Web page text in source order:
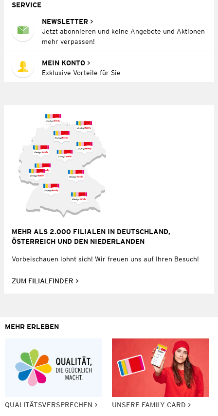
SERVICE
NEWSLETTER
Jetzt abonnieren und keine Angebote und Aktionen
mehr verpassen!
MEIN KONTO
Exklusive Vorteile für Sie
MEHR ALS 2.000 FILIALEN IN DEUTSCHLAND,
ÖSTERREICH UND DEN NIEDERLANDEN
Vorbeischauen lohnt sich! Wir freuen uns auf Ihren Besuch!
ZUM FILIALFINDER
MEHR ERLEBEN
QUALITÄTSVERSPRECHEN UNSERE FAMILY CARD